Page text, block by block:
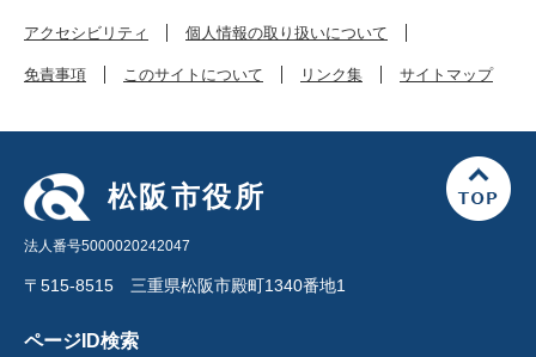
アクセシビリティ 個人情報の取り扱いについて
免責事項 このサイトについて リンク集 サイトマップ
松阪市役所
法人番号5000020242047
〒515-8515 三重県松阪市殿町1340番地1
ページID検索